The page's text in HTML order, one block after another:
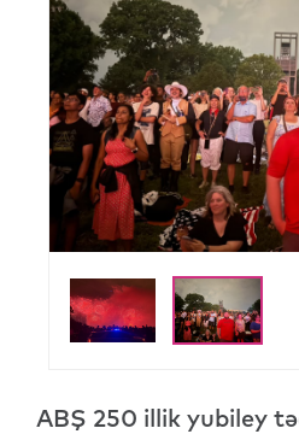
Previous
ABŞ 250 illik yubiley